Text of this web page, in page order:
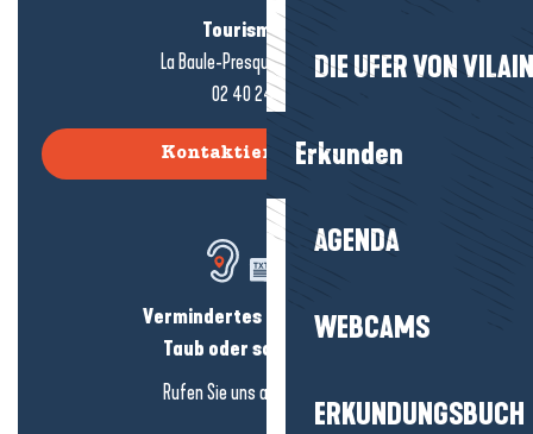
DIE UFER VON
Erkunden
AGENDA
WEBCAMS
ERKUNDUNGSBUCH
Tourismusbüro
La Baule-Presqu'île de Guérande
02 40 24 34 44
Kontaktieren Sie uns
Vermindertes Hörvermögen?
Taub oder schwerhörig?
Rufen Sie uns an in